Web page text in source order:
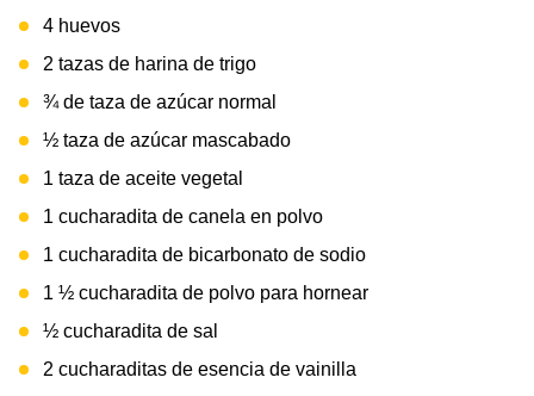
4 huevos
2 tazas de harina de trigo
¾ de taza de azúcar normal
½ taza de azúcar mascabado
1 taza de aceite vegetal
1 cucharadita de canela en polvo
1 cucharadita de bicarbonato de sodio
1 ½ cucharadita de polvo para hornear
½ cucharadita de sal
2 cucharaditas de esencia de vainilla